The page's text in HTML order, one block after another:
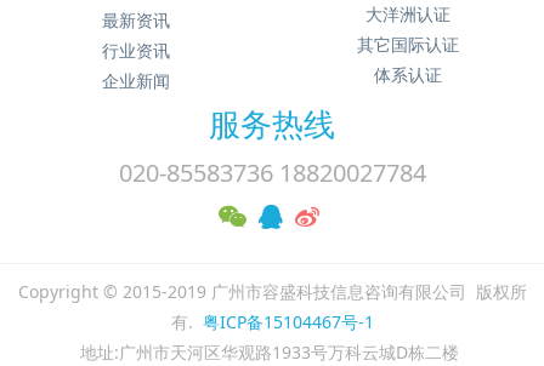
大洋洲认证
其它国际认证
体系认证
最新资讯
行业资讯
企业新闻
服务热线
020-85583736 18820027784
Copyright © 2015-2019 广州市容盛科技信息咨询有限公司 版权所
有. 粤ICP备15104467号-1
地址:广州市天河区华观路1933号万科云城D栋二楼